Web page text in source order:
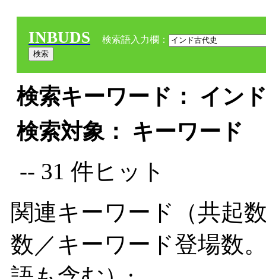
INBUDS 検索語入力欄：
検索キーワード： イン
検索対象： キーワード
-- 31 件ヒット
関連キーワード（共起
数／キーワード登場数